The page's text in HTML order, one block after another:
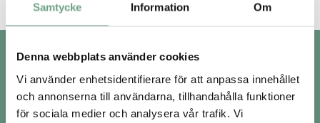
Samtycke Information Om
Denna webbplats använder cookies
Vi använder enhetsidentifierare för att anpassa innehållet
och annonserna till användarna, tillhandahålla funktioner
för sociala medier och analysera vår trafik. Vi
o-ringar med mera.
Om Ramén Valves
Om oss
Hållbarhet